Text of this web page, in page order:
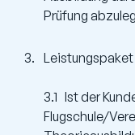
Prüfung
3.1 Ist der
Flugschule/